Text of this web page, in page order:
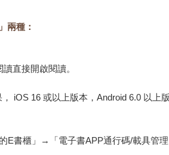
兩種：
直接開啟閱讀。
iOS 16 或以上版本，Android 6.0 以上
書櫃」→「電子書APP通行碼/載具管